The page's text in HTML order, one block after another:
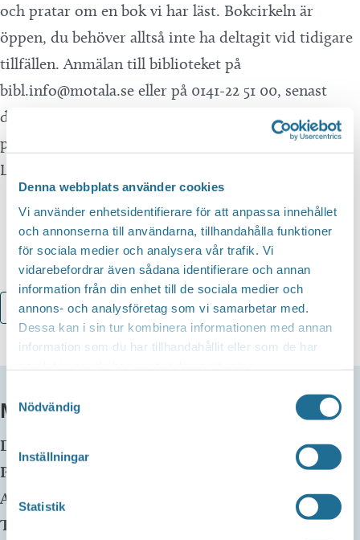
Denna webbplats använder cookies
Vi använder enhetsidentifierare för att anpassa innehållet
och annonserna till användarna, tillhandahålla funktioner
för sociala medier och analysera vår trafik. Vi
vidarebefordrar även sådana identifierare och annan
information från din enhet till de sociala medier och
annons- och analysföretag som vi samarbetar med.
Dessa kan i sin tur kombinera informationen med annan
information som du har tillhandahållit eller som de har
Nödvändig
Inställningar
Statistik
och pratar om en bok vi har läst. Bokcirkeln är
öppen, du behöver alltså inte ha deltagit vid tidigare
tillfällen. Anmälan till biblioteket på
bibl.info@motala.se eller på 0141-22 51 00, senast
dagen innan träffen ska äga rum. Vid detta tillfälle
pratar vi om
av Ursula K.
Le Guin. OBS! Begränsat antal platser.
Lägg till i kalender
MER INFO
Datum:
Plats:
Adress:
Telefon: